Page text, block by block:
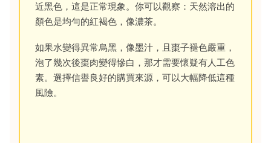
近黑色，這是正常現象。你可以觀察：天然溶出的
顏色是均勻的紅褐色，像濃茶。
如果水變得異常烏黑，像墨汁，且棗子褪色嚴重，
泡了幾次後棗肉變得慘白，那才需要懷疑有人工色
素。選擇信譽良好的購買來源，可以大幅降低這種
風險。